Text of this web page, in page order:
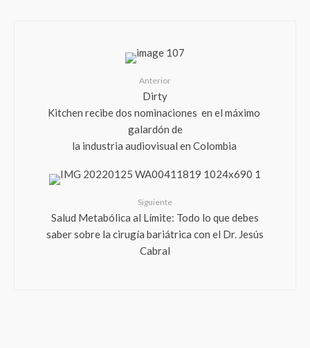
Anterior
Dirty
Kitchen recibe dos nominaciones en el máximo
galardón de
la industria audiovisual en Colombia
Siguiente
Salud Metabólica al Límite: Todo lo que debes
saber sobre la cirugía bariátrica con el Dr. Jesús
Cabral